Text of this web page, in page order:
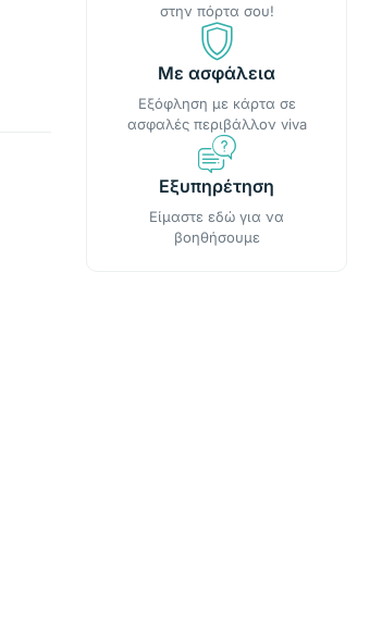
στην πόρτα σου!
Με ασφάλεια
Εξόφληση με κάρτα σε
ασφαλές περιβάλλον viva
Εξυπηρέτηση
Είμαστε εδώ για να
βοηθήσουμε